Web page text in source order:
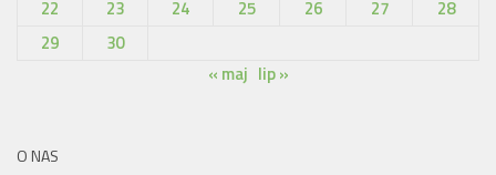
22
23 24 25 26 27
28
29
30
« maj lip »
O NAS